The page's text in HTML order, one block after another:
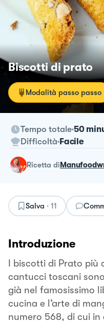
Biscotti di prato
Modalità passo passo
Tempo totale 50
Difficoltà Facile
ricetta di
Salva · 11
Introduzione
I biscotti di Prato più
cantucci toscani
già nel famosissimo
cucina e l’arte di
numero 568, di cui in